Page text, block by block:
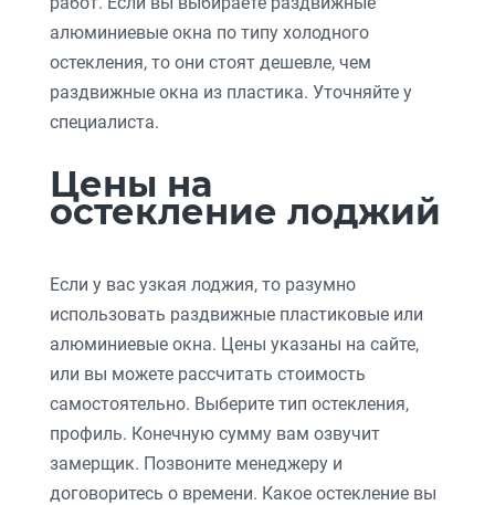
алюминиевые окна по типу холодного
остекления, то они стоят дешевле, чем
раздвижные окна из пластика. Уточняйте у
специалиста.
Цены на
остекление лоджий
Если у вас узкая лоджия, то разумно
использовать раздвижные пластиковые или
алюминиевые окна. Цены указаны на сайте,
или вы можете рассчитать стоимость
самостоятельно. Выберите тип остекления,
профиль. Конечную сумму вам озвучит
замерщик. Позвоните менеджеру и
договоритесь о времени. Какое остекление вы